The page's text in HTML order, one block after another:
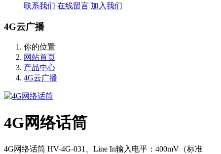
联系我们 在线留言 加入我们
4G云广播
你的位置
网站首页
产品中心
4G云广播
4G网络话筒
4G网络话筒 HV-4G-031、Line In输入电平：400mV（标准